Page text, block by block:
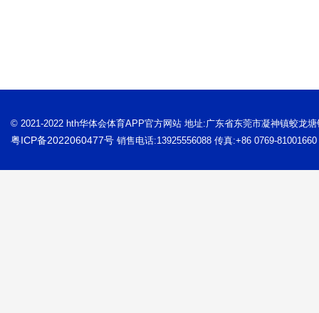
© 2021-2022 hth华体会体育APP官方网站 地址:广东省东莞市凝神镇蛟龙
粤ICP备2022060477号 销售电话:13925556088 传真:+86 0769-81001660